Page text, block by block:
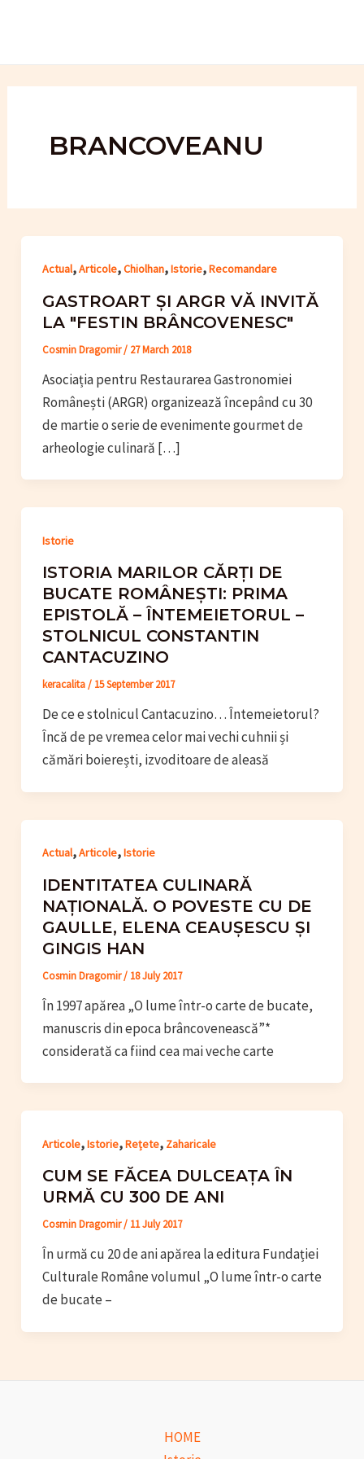
BRANCOVEANU
Actual,Articole,Chiolhan,Istorie,Recomandare
GASTROART ȘI ARGR VĂ INVITĂ
LA "FESTIN BRÂNCOVENESC"
Cosmin Dragomir/ 27 March 2018
Asociația pentru Restaurarea Gastronomiei
Românești (ARGR) organizează începând cu 30
de martie o serie de evenimente gourmet de
arheologie culinară […]
Istorie
ISTORIA MARILOR CĂRȚI DE
BUCATE ROMÂNEȘTI: PRIMA
EPISTOLĂ – ÎNTEMEIETORUL –
STOLNICUL CONSTANTIN
CANTACUZINO
keracalita/ 15 September 2017
De ce e stolnicul Cantacuzino… Întemeietorul?
Încă de pe vremea celor mai vechi cuhnii și
cămări boierești, izvoditoare de aleasă
Actual,Articole,Istorie
IDENTITATEA CULINARĂ
NAȚIONALĂ. O POVESTE CU DE
GAULLE, ELENA CEAUȘESCU ȘI
GINGIS HAN
Cosmin Dragomir/ 18 July 2017
În 1997 apărea „O lume într-o carte de bucate,
manuscris din epoca brâncovenească”*
considerată ca fiind cea mai veche carte
Articole,Istorie,Rețete, Zaharicale
CUM SE FĂCEA DULCEAȚA ÎN
URMĂ CU 300 DE ANI
Cosmin Dragomir/ 11 July 2017
În urmă cu 20 de ani apărea la editura Fundației
Culturale Române volumul „O lume într-o carte
de bucate –
HOME